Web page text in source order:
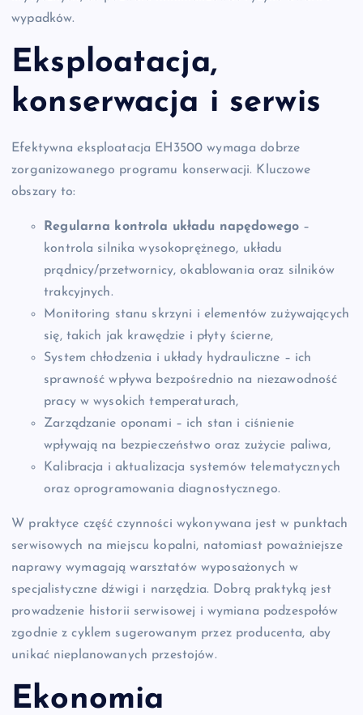
wypadków.
Eksploatacja,
konserwacja i serwis
Efektywna eksploatacja EH3500 wymaga dobrze
zorganizowanego programu konserwacji. Kluczowe
obszary to:
Regularna kontrola układu napędowego –
kontrola silnika wysokoprężnego, układu
prądnicy/przetwornicy, okablowania oraz silników
trakcyjnych.
Monitoring stanu skrzyni i elementów zużywających
się, takich jak krawędzie i płyty ścierne,
System chłodzenia i układy hydrauliczne – ich
sprawność wpływa bezpośrednio na niezawodność
pracy w wysokich temperaturach,
Zarządzanie oponami – ich stan i ciśnienie
wpływają na bezpieczeństwo oraz zużycie paliwa,
Kalibracja i aktualizacja systemów telematycznych
oraz oprogramowania diagnostycznego.
W praktyce część czynności wykonywana jest w punktach
serwisowych na miejscu kopalni, natomiast poważniejsze
naprawy wymagają warsztatów wyposażonych w
specjalistyczne dźwigi i narzędzia. Dobrą praktyką jest
prowadzenie historii serwisowej i wymiana podzespołów
zgodnie z cyklem sugerowanym przez producenta, aby
unikać nieplanowanych przestojów.
Ekonomia